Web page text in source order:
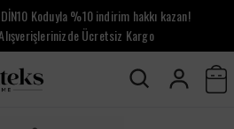
Koduyla %10 indirim hakkı kazan!
Ücretsiz Kargo